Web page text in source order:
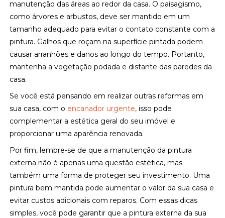
manutenção das áreas ao redor da casa. O paisagismo,
como árvores e arbustos, deve ser mantido em um
tamanho adequado para evitar o contato constante com a
pintura. Galhos que roçam na superfície pintada podem
causar arranhões e danos ao longo do tempo. Portanto,
mantenha a vegetação podada e distante das paredes da
casa.
Se você está pensando em realizar outras reformas em
sua casa, com o encanador urgente, isso pode
complementar a estética geral do seu imóvel e
proporcionar uma aparência renovada.
Por fim, lembre-se de que a manutenção da pintura
externa não é apenas uma questão estética, mas
também uma forma de proteger seu investimento. Uma
pintura bem mantida pode aumentar o valor da sua casa e
evitar custos adicionais com reparos. Com essas dicas
simples, você pode garantir que a pintura externa da sua